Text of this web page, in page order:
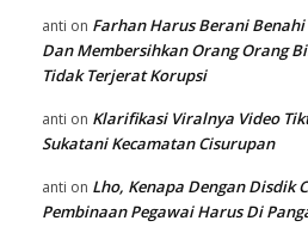
anti on Farhan Harus Berani
Dan Membersihkan Orang Orang
Tidak Terjerat Korupsi
anti on Klarifikasi Viralnya Video
Sukatani Kecamatan Cisurupan
anti on Lho, Kenapa Dengan Disdik
Pembinaan Pegawai Harus Di